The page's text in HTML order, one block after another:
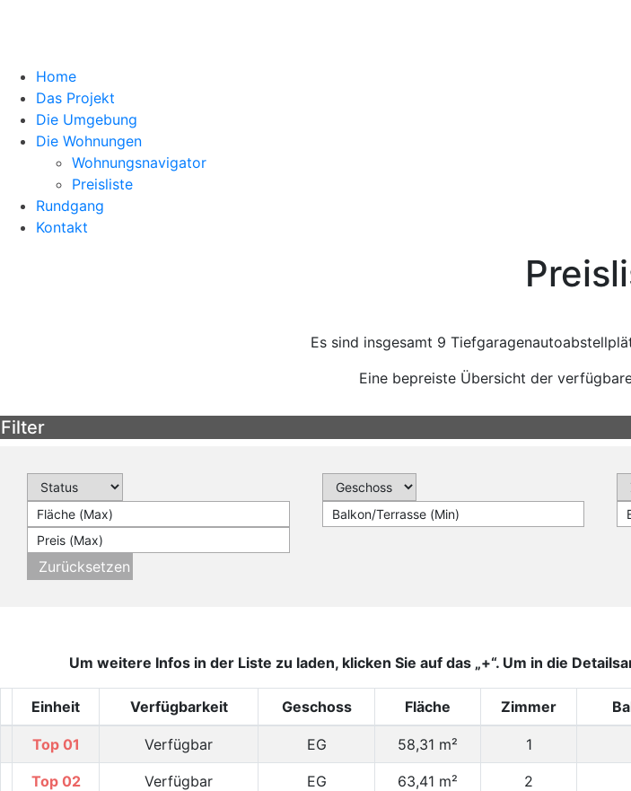
Home
Das Projekt
Die Umgebung
Die Wohnungen
Wohnungsnavigator
Preisliste
Rundgang
Kontakt
Es sind insgesamt 9
Eine bepreiste Übersicht der
Filter
Zurücksetzen
Um weitere Infos in der Liste zu laden, klicken Sie auf das „+“. Um in die
Einheit Verfügbarkeit Geschoss Fläche Zimmer
Top 01 Verfügbar EG 58,31 m² 1
Top 02 Verfügbar EG 63,41 m² 2